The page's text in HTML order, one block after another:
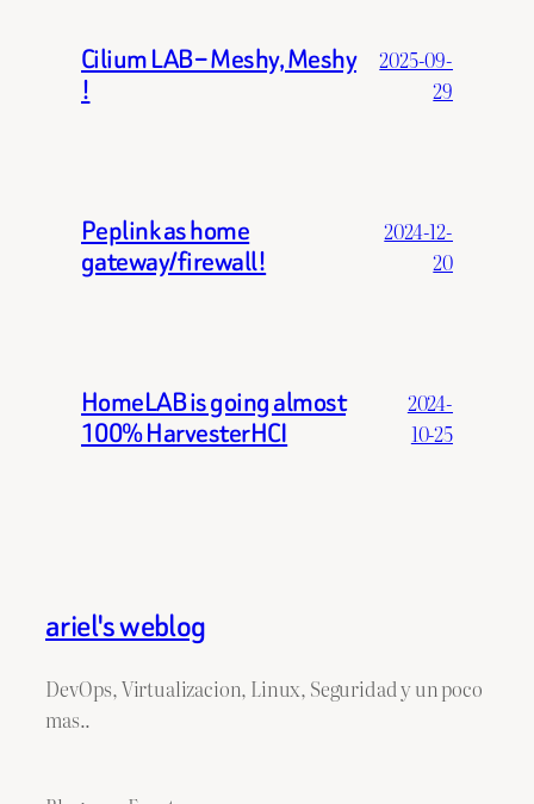
Cilium LAB – Meshy, Meshy
!
2025-09-
29
Peplink as home
gateway/firewall!
2024-12-
20
HomeLAB is going almost
100% HarvesterHCI
2024-
10-25
ariel's weblog
DevOps, Virtualizacion, Linux, Seguridad y un poco
mas..